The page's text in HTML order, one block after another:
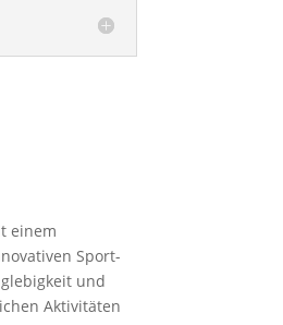
einem
Sport-
und
Aktivitäten